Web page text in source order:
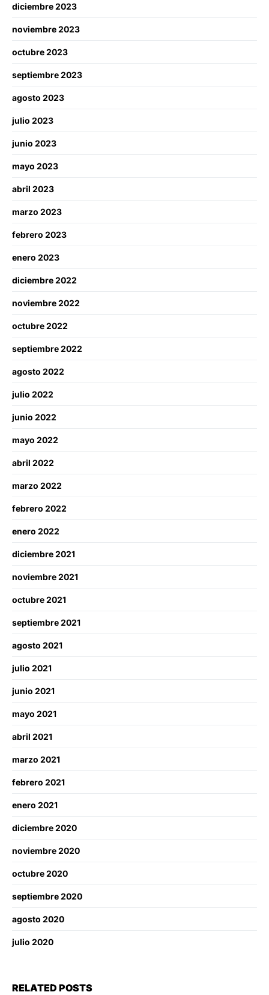
diciembre 2023
noviembre 2023
octubre 2023
septiembre 2023
agosto 2023
julio 2023
junio 2023
mayo 2023
abril 2023
marzo 2023
febrero 2023
enero 2023
diciembre 2022
noviembre 2022
octubre 2022
septiembre 2022
agosto 2022
julio 2022
junio 2022
mayo 2022
abril 2022
marzo 2022
febrero 2022
enero 2022
diciembre 2021
noviembre 2021
octubre 2021
septiembre 2021
agosto 2021
julio 2021
junio 2021
mayo 2021
abril 2021
marzo 2021
febrero 2021
enero 2021
diciembre 2020
noviembre 2020
octubre 2020
septiembre 2020
agosto 2020
julio 2020
RELATED POSTS